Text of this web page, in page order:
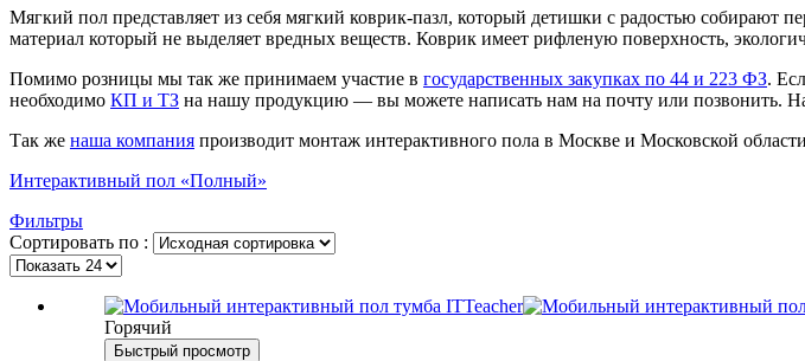
Мягкий пол представляет из себя мягкий коврик-пазл, который детишки с радостью собирают
материал который не выделяет вредных веществ. Коврик имеет рифленую поверхность,
Помимо розницы мы так же принимаем участие в государственных закупках по 44 и 223 ФЗ.
необходимо КП и ТЗ на нашу продукцию — вы можете написать нам на почту или позвонить.
Так же наша компания производит монтаж интерактивного пола в Москве и Московской
Интерактивный пол «Полный»
Фильтры
Сортировать по :
Горячий
Быстрый просмотр